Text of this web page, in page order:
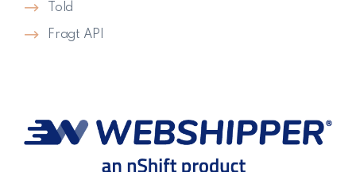
Told
Fragt API